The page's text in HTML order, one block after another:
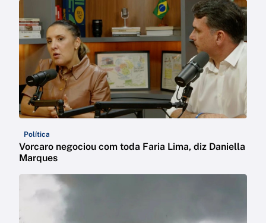
Política
Vorcaro negociou com toda Faria Lima, diz Daniella
Marques